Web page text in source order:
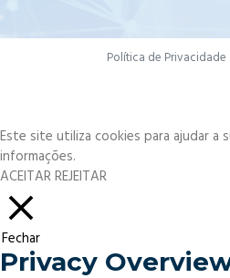
Política de Privacidade
Este site utiliza cookies para ajudar a
informações.
ACEITARREJEITAR
Fechar
Privacy